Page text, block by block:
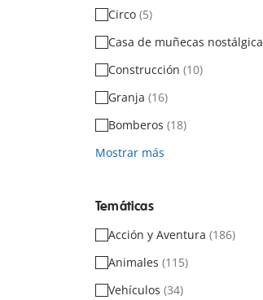
Circo (5)
Casa de muñecas nostálgica
Construcción (10)
Granja (16)
Bomberos (18)
Mostrar más
Temáticas
Acción y Aventura (186)
Animales (115)
Vehículos (34)